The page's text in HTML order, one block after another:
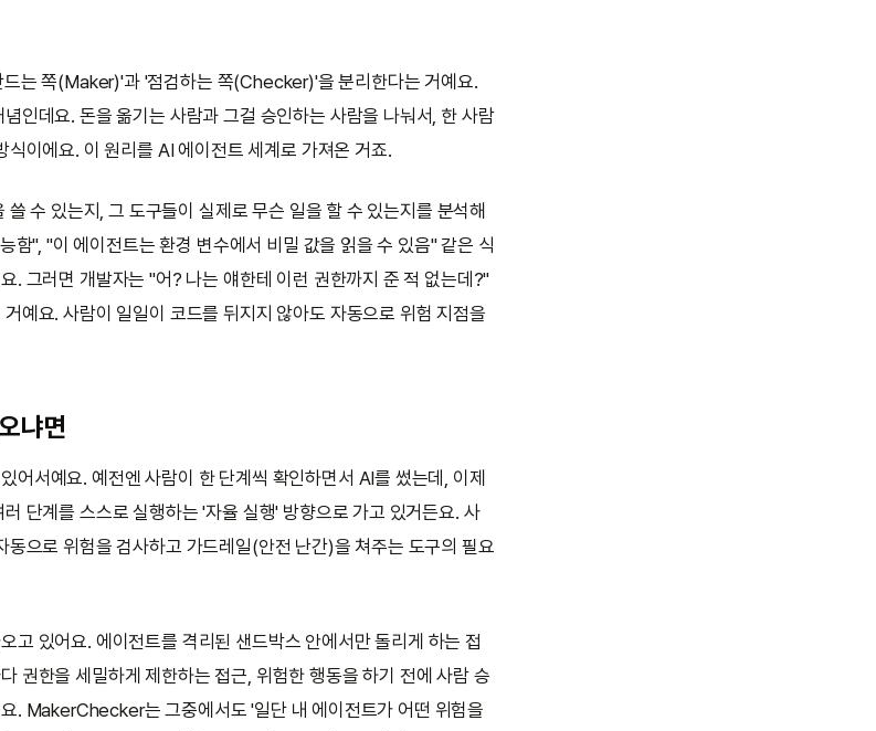
드는 쪽(Maker)'과 '점검하는 쪽(Checker)'을 분리한다는 거예요.
인데요. 돈을 옮기는 사람과 그걸 승인하는 사람을 나눠서, 한 사람
식이에요. 이 원리를 AI 에이전트 세계로 가져온 거죠.
수 있는지, 그 도구들이 실제로 무슨 일을 할 수 있는지를 분석해
함", "이 에이전트는 환경 변수에서 비밀 값을 읽을 수 있음" 같은 식
. 그러면 개발자는 "어? 나는 얘한테 이런 권한까지 준 적 없는데?"
예요. 사람이 일일이 코드를 뒤지지 않아도 자동으로 위험 지점을
냐면
어서예요. 예전엔 사람이 한 단계씩 확인하면서 AI를 썼는데, 이제
단계를 스스로 실행하는 '자율 실행' 방향으로 가고 있거든요. 사
동으로 위험을 검사하고 가드레일(안전 난간)을 쳐주는 도구의 필요
고 있어요. 에이전트를 격리된 샌드박스 안에서만 돌리게 하는 접
권한을 세밀하게 제한하는 접근, 위험한 행동을 하기 전에 사람 승
. MakerChecker는 그중에서도 '일단 내 에이전트가 어떤 위험을